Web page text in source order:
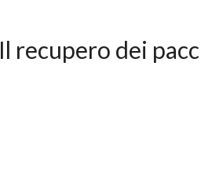
Il recupero dei